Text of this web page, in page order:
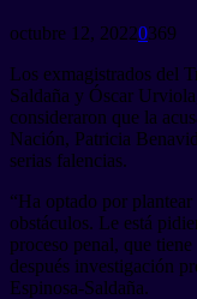
octubre 12, 20220369
Los exmagistrados del
Saldaña y Óscar
consideraron que la
Nación, Patricia
serias falencias.
“Ha optado por
obstáculos. Le está
proceso penal, que
después investigación
Espinosa-Saldaña.